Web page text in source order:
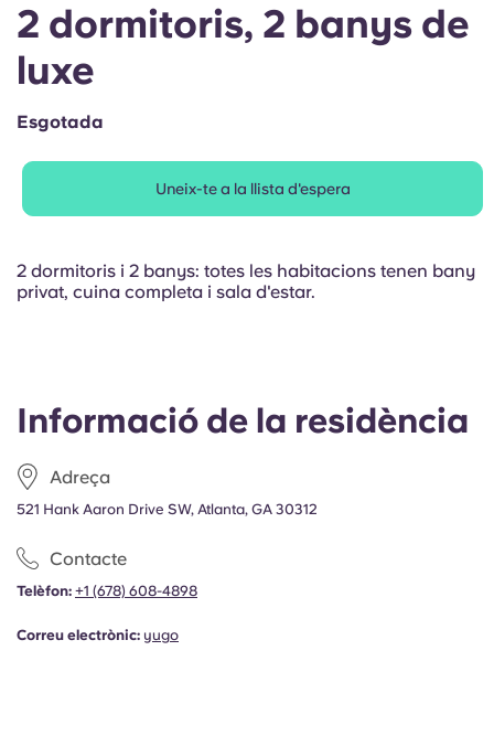
Chinese
Italian
Informació de la residència
Adreça
521 Hank Aaron Drive SW, Atlanta, GA 30312
Contacte
Telèfon: +1 (678) 608-4898
Correu electrònic: yugo
2 dormitoris, 2 banys de
luxe
Esgotada
Uneix-te a la llista d'espera
2 dormitoris i 2 banys: totes les habitacions tenen bany
privat, cuina completa i sala d'estar.